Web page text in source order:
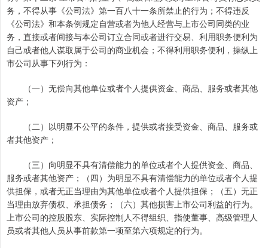
务，不得从事《公司法》第一百八十一条所禁止的行为；不得违反
《公司法》和本条例规定自营或者为他人经营与上市公司同类的业
务，直接或者间接与本公司订立合同或者进行交易、利用职务便利为
自己或者他人谋取属于公司的商业机会；不得利用职务便利，操纵上
市公司从事下列行为：
（一）无偿向其他单位或者个人提供资金、商品、服务或者其他
资产；
（二）以明显不公平的条件，提供或者接受资金、商品、服务或
者其他资产；
（三）向明显不具有清偿能力的单位或者个人提供资金、商品、
服务或者其他资产；（四）为明显不具有清偿能力的单位或者个人提
供担保，或者无正当理由为其他单位或者个人提供担保；（五）无正
当理由放弃债权、承担债务；（六）其他损害上市公司利益的行为。
上市公司的控股股东、实际控制人不得组织、指使董事、高级管理人
员或者其他人员从事前款第一项至第六项规定的行为。